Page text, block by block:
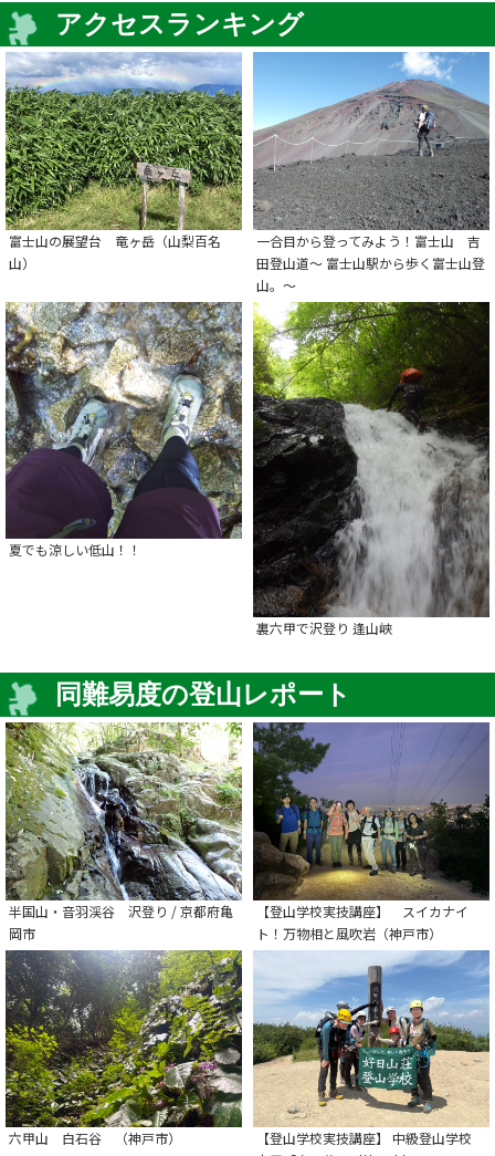
アクセスランキング
富士山の展望台 竜ヶ岳（山梨百名
山）
一合目から登ってみよう！富士山 吉
田登山道～ 富士山駅から歩く富士山登
山。～
夏でも涼しい低山！！
裏六甲で沢登り 逢山峡
同難易度の登山レポート
半国山・音羽渓谷 沢登り / 京都府亀
岡市
【登山学校実技講座】 スイカナイ
ト！万物相と風吹岩（神戸市）
六甲山 白石谷 （神戸市）
【登山学校実技講座】 中級登山学校